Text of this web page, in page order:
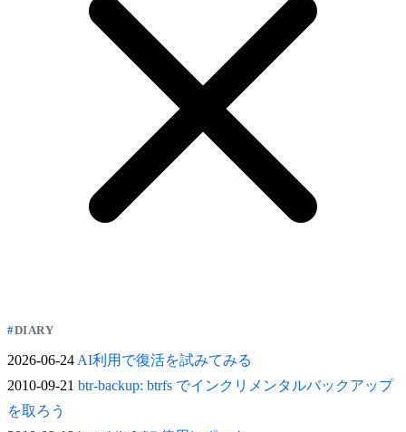
DIARY
2026-06-24AI利用で復活を試みてみる
2010-09-21 btr-backup: btrfs でインクリメンタルバックアップ
を取ろう